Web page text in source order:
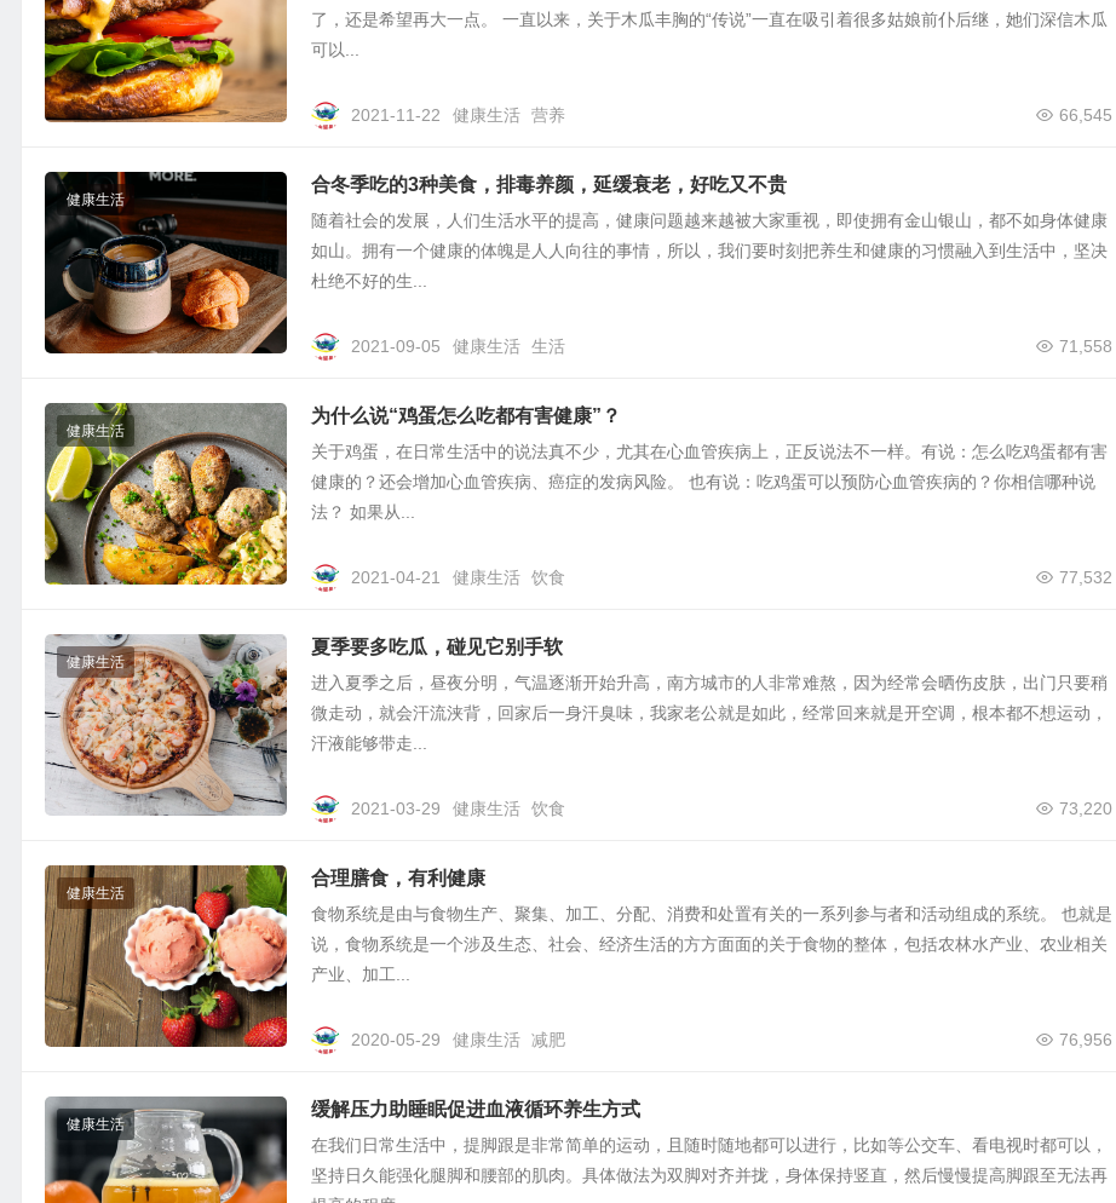
了，还是希望再大一点。 一直以来，关于木瓜丰胸的“传说”一直在吸引着很多姑娘前仆后继，她们深信木瓜
可以...
2021-11-22 66,545
健康生活 营养
健康生活
合冬季吃的3种美食，排毒养颜，延缓衰老，好吃又不贵
随着社会的发展，人们生活水平的提高，健康问题越来越被大家重视，即使拥有金山银山，都不如身体健康
如山。拥有一个健康的体魄是人人向往的事情，所以，我们要时刻把养生和健康的习惯融入到生活中，坚决
杜绝不好的生...
2021-09-05 71,558
健康生活 生活
健康生活
为什么说“鸡蛋怎么吃都有害健康”？
关于鸡蛋，在日常生活中的说法真不少，尤其在心血管疾病上，正反说法不一样。有说：怎么吃鸡蛋都有害
健康的？还会增加心血管疾病、癌症的发病风险。 也有说：吃鸡蛋可以预防心血管疾病的？你相信哪种说
法？ 如果从...
2021-04-21 77,532
健康生活 饮食
健康生活
夏季要多吃瓜，碰见它别手软
进入夏季之后，昼夜分明，气温逐渐开始升高，南方城市的人非常难熬，因为经常会晒伤皮肤，出门只要稍
微走动，就会汗流浃背，回家后一身汗臭味，我家老公就是如此，经常回来就是开空调，根本都不想运动，
汗液能够带走...
2021-03-29 73,220
健康生活 饮食
健康生活
合理膳食，有利健康
食物系统是由与食物生产、聚集、加工、分配、消费和处置有关的一系列参与者和活动组成的系统。 也就是
说，食物系统是一个涉及生态、社会、经济生活的方方面面的关于食物的整体，包括农林水产业、农业相关
产业、加工...
2020-05-29 76,956
健康生活 减肥
健康生活
缓解压力助睡眠促进血液循环养生方式
在我们日常生活中，提脚跟是非常简单的运动，且随时随地都可以进行，比如等公交车、看电视时都可以，
坚持日久能强化腿脚和腰部的肌肉。具体做法为双脚对齐并拢，身体保持竖直，然后慢慢提高脚跟至无法再